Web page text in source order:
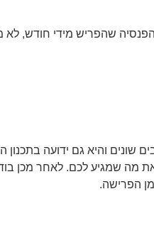
שהפריש מידי חודש, לא
שונים והיא גם ידועה
מה שמגיע לכם. לאחר מכן
הפרישה.